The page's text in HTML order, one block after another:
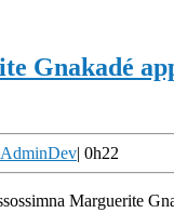
Gnakadé
AdminDev| 0h22
Marguerite